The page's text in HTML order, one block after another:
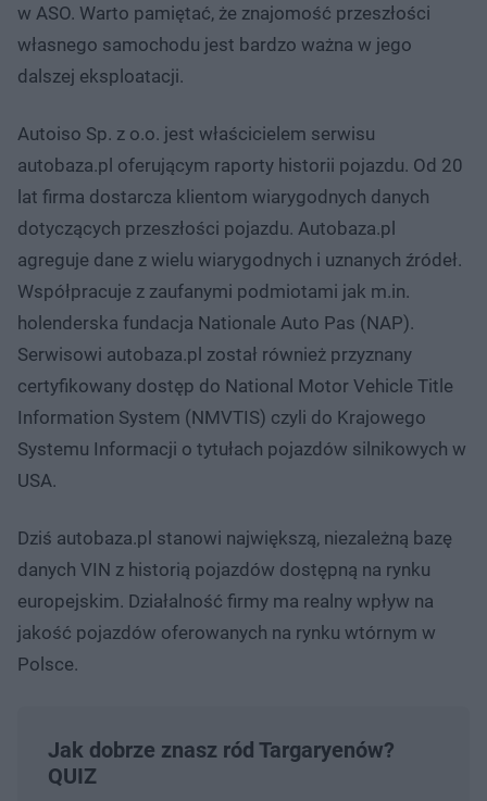
w ASO. Warto pamiętać, że znajomość przeszłości
własnego samochodu jest bardzo ważna w jego
dalszej eksploatacji.
Autoiso Sp. z o.o. jest właścicielem serwisu
autobaza.pl oferującym raporty historii pojazdu. Od 20
lat firma dostarcza klientom wiarygodnych danych
dotyczących przeszłości pojazdu. Autobaza.pl
agreguje dane z wielu wiarygodnych i uznanych źródeł.
Współpracuje z zaufanymi podmiotami jak m.in.
holenderska fundacja Nationale Auto Pas (NAP).
Serwisowi autobaza.pl został również przyznany
certyfikowany dostęp do National Motor Vehicle Title
Information System (NMVTIS) czyli do Krajowego
Systemu Informacji o tytułach pojazdów silnikowych w
USA.
Dziś autobaza.pl stanowi największą, niezależną bazę
danych VIN z historią pojazdów dostępną na rynku
europejskim. Działalność firmy ma realny wpływ na
jakość pojazdów oferowanych na rynku wtórnym w
Polsce.
Jak dobrze znasz ród Targaryenów?
QUIZ